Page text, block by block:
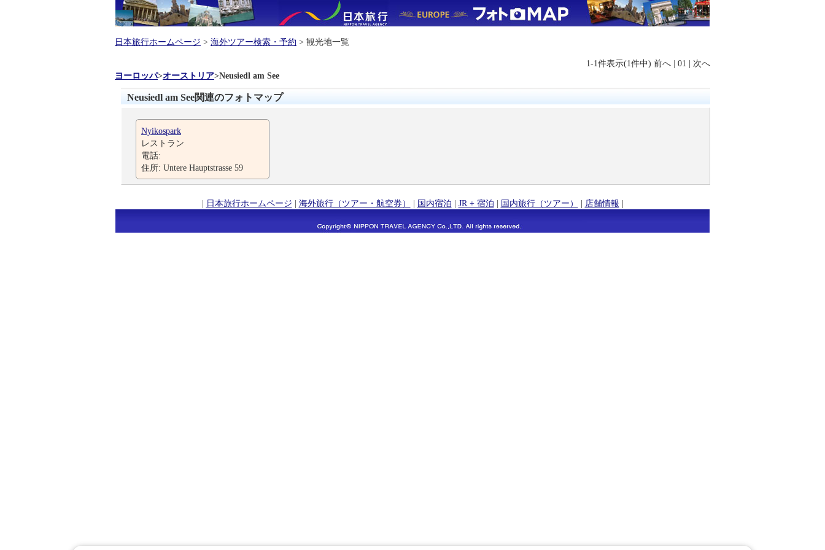
日本旅行ホームページ > 海外ツアー検索・予約 > 観光地一覧
1-1件表示(1件中) 前へ | 01 | 次へ
ヨーロッパ>オーストリア>Neusiedl am See
Neusiedl am See関連のフォトマップ
Nyikospark
レストラン
電話:
住所: Untere Hauptstrasse 59
| 日本旅行ホームページ | 海外旅行（ツアー・航空券） | 国内宿泊 | JR + 宿泊 | 国内旅行（ツアー） | 店舗情報 |